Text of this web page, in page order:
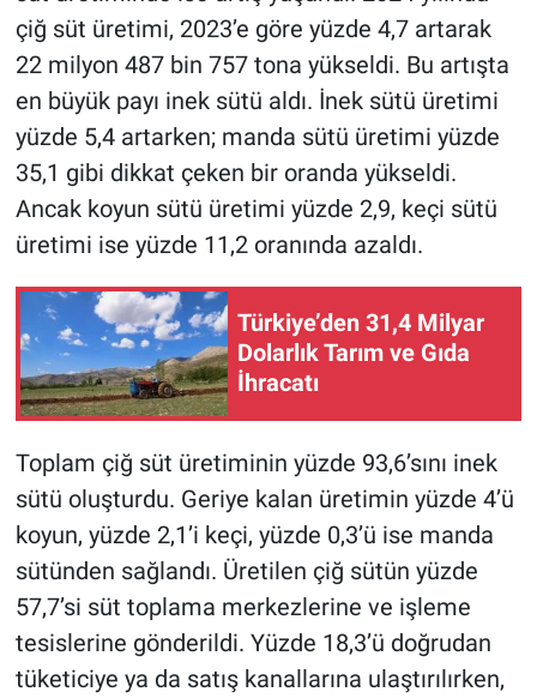
çiğ süt üretimi, 2023’e göre yüzde 4,7 artarak
22 milyon 487 bin 757 tona yükseldi. Bu artışta
en büyük payı inek sütü aldı. İnek sütü üretimi
yüzde 5,4 artarken; manda sütü üretimi yüzde
35,1 gibi dikkat çeken bir oranda yükseldi.
Ancak koyun sütü üretimi yüzde 2,9, keçi sütü
üretimi ise yüzde 11,2 oranında azaldı.
Türkiye’den 31,4 Milyar
Dolarlık Tarım ve Gıda
İhracatı
Toplam çiğ süt üretiminin yüzde 93,6’sını inek
sütü oluşturdu. Geriye kalan üretimin yüzde 4’ü
koyun, yüzde 2,1’i keçi, yüzde 0,3’ü ise manda
sütünden sağlandı. Üretilen çiğ sütün yüzde
57,7’si süt toplama merkezlerine ve işleme
tesislerine gönderildi. Yüzde 18,3’ü doğrudan
tüketiciye ya da satış kanallarına ulaştırılırken,